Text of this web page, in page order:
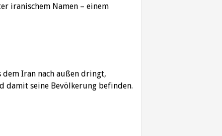
iranischem Namen – einem
dem Iran nach außen dringt,
damit seine Bevölkerung befinden.